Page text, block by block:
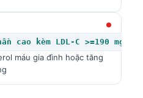
cao kèm LDL-C >=190 mg/dL
máu gia đình hoặc tăng